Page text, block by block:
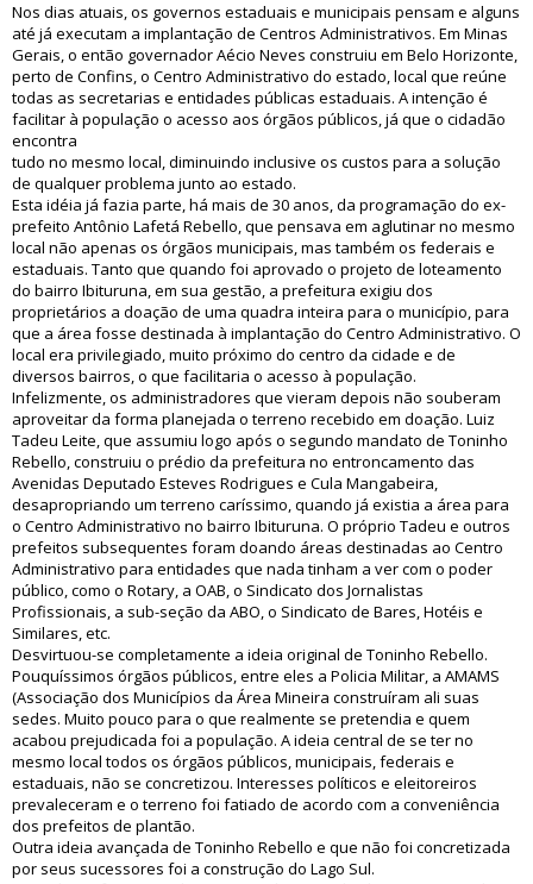
Nos dias atuais, os governos estaduais e municipais pensam e alguns
até já executam a implantação de Centros Administrativos. Em Minas
Gerais, o então governador Aécio Neves construiu em Belo Horizonte,
perto de Confins, o Centro Administrativo do estado, local que reúne
todas as secretarias e entidades públicas estaduais. A intenção é
facilitar à população o acesso aos órgãos públicos, já que o cidadão
encontra
tudo no mesmo local, diminuindo inclusive os custos para a solução
de qualquer problema junto ao estado.
Esta idéia já fazia parte, há mais de 30 anos, da programação do ex-
prefeito Antônio Lafetá Rebello, que pensava em aglutinar no mesmo
local não apenas os órgãos municipais, mas também os federais e
estaduais. Tanto que quando foi aprovado o projeto de loteamento
do bairro Ibituruna, em sua gestão, a prefeitura exigiu dos
proprietários a doação de uma quadra inteira para o município, para
que a área fosse destinada à implantação do Centro Administrativo. O
local era privilegiado, muito próximo do centro da cidade e de
diversos bairros, o que facilitaria o acesso à população.
Infelizmente, os administradores que vieram depois não souberam
aproveitar da forma planejada o terreno recebido em doação. Luiz
Tadeu Leite, que assumiu logo após o segundo mandato de Toninho
Rebello, construiu o prédio da prefeitura no entroncamento das
Avenidas Deputado Esteves Rodrigues e Cula Mangabeira,
desapropriando um terreno caríssimo, quando já existia a área para
o Centro Administrativo no bairro Ibituruna. O próprio Tadeu e outros
prefeitos subsequentes foram doando áreas destinadas ao Centro
Administrativo para entidades que nada tinham a ver com o poder
público, como o Rotary, a OAB, o Sindicato dos Jornalistas
Profissionais, a sub-seção da ABO, o Sindicato de Bares, Hotéis e
Similares, etc.
Desvirtuou-se completamente a ideia original de Toninho Rebello.
Pouquíssimos órgãos públicos, entre eles a Policia Militar, a AMAMS
(Associação dos Municípios da Área Mineira construíram ali suas
sedes. Muito pouco para o que realmente se pretendia e quem
acabou prejudicada foi a população. A ideia central de se ter no
mesmo local todos os órgãos públicos, municipais, federais e
estaduais, não se concretizou. Interesses políticos e eleitoreiros
prevaleceram e o terreno foi fatiado de acordo com a conveniência
dos prefeitos de plantão.
Outra ideia avançada de Toninho Rebello e que não foi concretizada
por seus sucessores foi a construção do Lago Sul.